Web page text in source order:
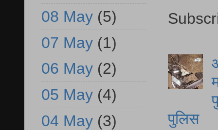
पुलिस
08 May (5)
07 May (1)
06 May (2)
05 May (4)
04 May (3)